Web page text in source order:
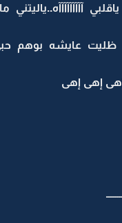
ظليت عايشه بوهم حبي
إهى إهى